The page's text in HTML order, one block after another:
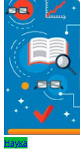
Наука